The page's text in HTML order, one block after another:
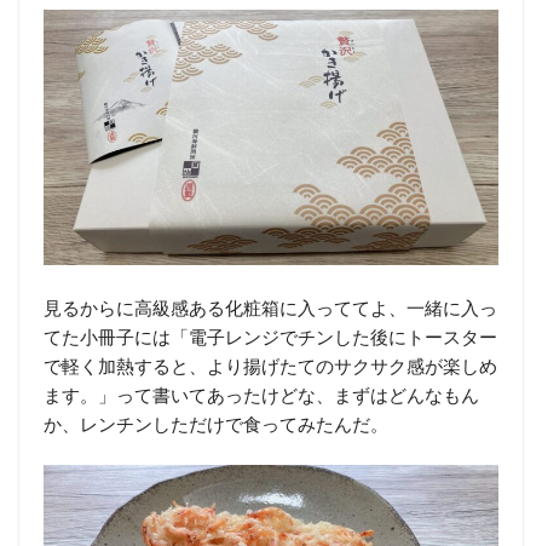
見るからに高級感ある化粧箱に入っててよ、一緒に入っ
てた小冊子には「電子レンジでチンした後にトースター
で軽く加熱すると、より揚げたてのサクサク感が楽しめ
ます。」って書いてあったけどな、まずはどんなもん
か、レンチンしただけで食ってみたんだ。